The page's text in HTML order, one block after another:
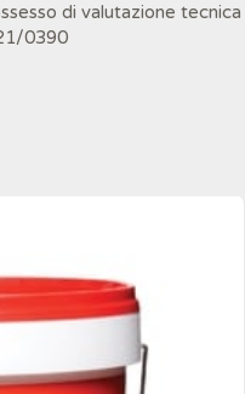
di valutazione tecnica
0390